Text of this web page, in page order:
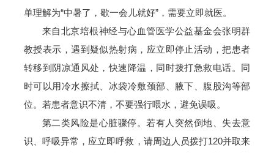
单理解为“中暑了，歇一会儿就好”，需要立即就医。
来自北京培根神经与心血管医学公益基金会张明群
教授表示，遇到疑似热射病，应立即停止活动，把患者
转移到阴凉通风处，快速降温，同时拨打急救电话。同
时可以用冷水擦拭、冰袋冷敷颈部、腋下、腹股沟等部
位。若患者意识不清，不要强行喂水，避免误吸。
第二类风险是心脏骤停。若有人突然倒地、失去意
识、呼吸异常，应立即呼救，请周边人员拨打120并取来